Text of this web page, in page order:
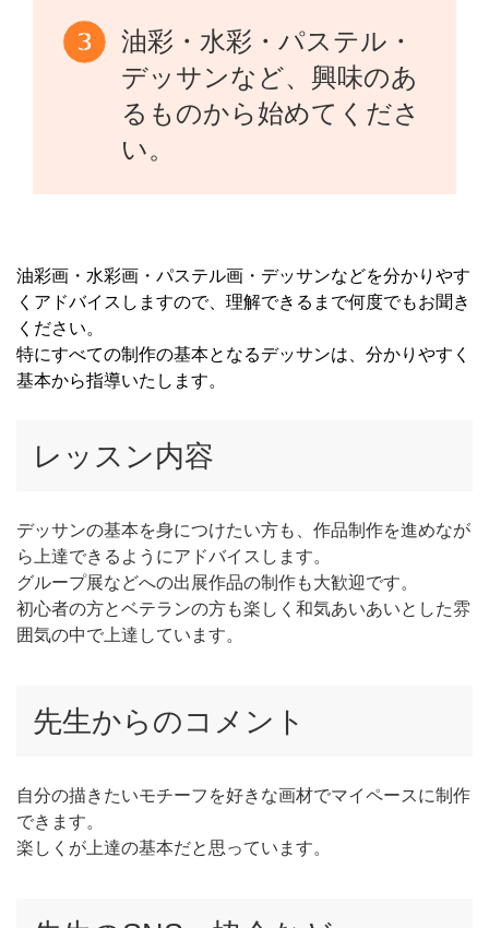
油彩・水彩・パステル・
デッサンなど、興味のあ
るものから始めてくださ
い。
油彩画・水彩画・パステル画・デッサンなどを分かりやす
くアドバイスしますので、理解できるまで何度でもお聞き
ください。
特にすべての制作の基本となるデッサンは、分かりやすく
基本から指導いたします。
レッスン内容
デッサンの基本を身につけたい方も、作品制作を進めなが
ら上達できるようにアドバイスします。
グループ展などへの出展作品の制作も大歓迎です。
初心者の方とベテランの方も楽しく和気あいあいとした雰
囲気の中で上達しています。
先生からのコメント
自分の描きたいモチーフを好きな画材でマイペースに制作
できます。
楽しくが上達の基本だと思っています。